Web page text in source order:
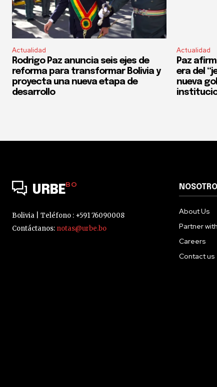
Actualidad
Rodrigo Paz anuncia seis ejes de
reforma para transformar Bolivia y
proyecta una nueva etapa de
desarrollo
Actualidad
Paz
era del
nueva
URBEBO
Bolivia | Teléfono : +591 76090008
Contáctanos: notas@urbe.bo
About Us
Partner
Careers
Contact us